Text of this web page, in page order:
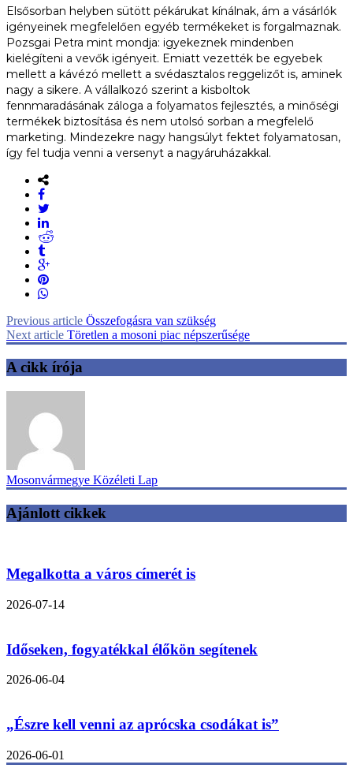
Elsősorban helyben sütött pékárukat kínálnak, ám a vásárlók
igényeinek megfelelően egyéb termékeket is forgalmaznak.
Pozsgai Petra mint mondja: igyekeznek mindenben
kielégíteni a vevők igényeit. Emiatt vezették be egyebek
mellett a kávézó mellett a svédasztalos reggelizőt is, aminek
nagy a sikere. A vállalkozó szerint a kisboltok
fennmaradásának záloga a folyamatos fejlesztés, a minőségi
termékek biztosítása és nem utolsó sorban a megfelelő
marketing. Mindezekre nagy hangsúlyt fektet folyamatosan,
így fel tudja venni a versenyt a nagyáruházakkal.
Previous article Összefogásra van szükség
Next article Töretlen a mosoni piac népszerűsége
A cikk írója
Mosonvármegye Közéleti Lap
Ajánlott cikkek
Megalkotta a város címerét is
2026-07-14
Időseken, fogyatékkal élőkön segítenek
2026-06-04
„Észre kell venni az aprócska csodákat is”
2026-06-01